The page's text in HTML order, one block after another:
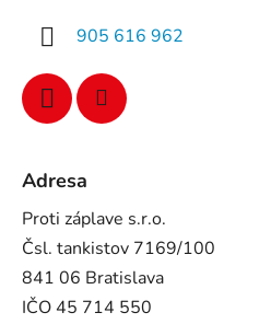
905 616 962
Adresa
Proti záplave s.r.o.
Čsl. tankistov 7169/100
841 06 Bratislava
IČO 45 714 550